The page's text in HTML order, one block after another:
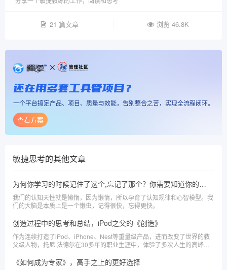
21 篇文章 浏览 46.8K
还在用多套工具管项目？
一个平台搞定产品、项目、质量与效能，告别整合之苦，实现全流程闭环。
查看方案
敏捷思考的其他文章
为何你学习的时候记住了这个,忘记了那个？你需要知道你的《认知天性》
我们的认知天性就是懒惰，因为懒惰，所以孕育了认知规律和心智模型。我
们的大脑是本质上是一个懒虫，记得很快，忘得更快。
创造过程中的思考和总结，iPod之父的《创造》
作为连续打造了iPod、iPhone、Nest等重量级产品，进而改变了世界的教
父级人物，托尼·法德尔在30多年的职业生涯中，体验了多次人生的高峰和
原则和方法。
《如何成为专家》，高手之上的更好选择